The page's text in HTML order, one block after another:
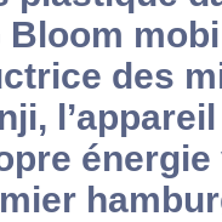
Bloom
des